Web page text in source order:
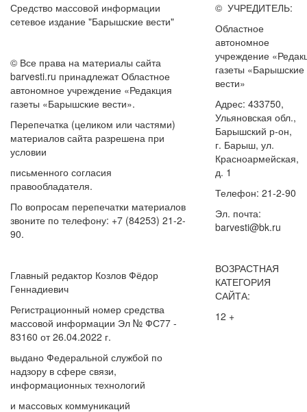
Средство массовой информации
сетевое издание "Барышские вести"
© Все права на материалы сайта
barvesti.ru принадлежат Областное
автономное учреждение «Редакция
газеты «Барышские вести».
Перепечатка (целиком или частями)
материалов сайта разрешена при
условии
письменного согласия
правообладателя.
По вопросам перепечатки материалов
звоните по телефону: +7 (84253) 21-2-
90.
Главный редактор Козлов Фёдор
Геннадиевич
Регистрационный номер средства
массовой информации Эл № ФС77 -
83160 от 26.04.2022 г.
выдано Федеральной службой по
надзору в сфере связи,
информационных технологий
и массовых коммуникаций
© УЧРЕДИТЕЛЬ:
Областное
автономное
учреждение
газеты «Барышские
вести»
Адрес: 433750,
Ульяновская обл.,
Барышский р-он,
г. Барыш, ул.
Красноармейская,
д. 1
Телефон: 21-2-90
Эл. почта:
barvesti@bk.ru
ВОЗРАСТНАЯ
КАТЕГОРИЯ
САЙТА:
12 +